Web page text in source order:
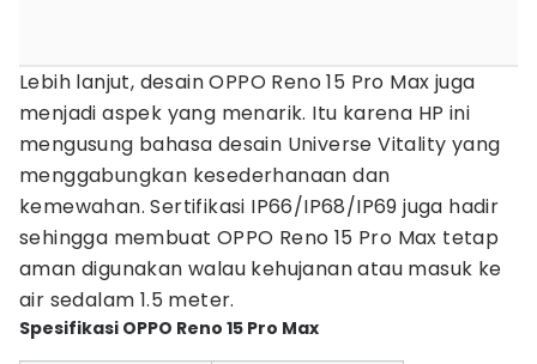
Lebih lanjut, desain OPPO Reno 15 Pro Max juga
menjadi aspek yang menarik. Itu karena HP ini
mengusung bahasa desain Universe Vitality yang
menggabungkan kesederhanaan dan
kemewahan. Sertifikasi IP66/IP68/IP69 juga hadir
sehingga membuat OPPO Reno 15 Pro Max tetap
aman digunakan walau kehujanan atau masuk ke
air sedalam 1.5 meter.
Spesifikasi OPPO Reno 15 Pro Max